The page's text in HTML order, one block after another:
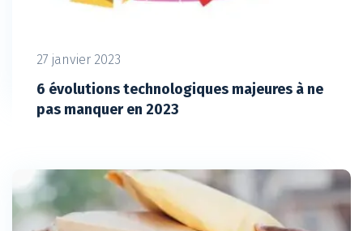
27 janvier 2023
6 évolutions technologiques majeures à ne
pas manquer en 2023